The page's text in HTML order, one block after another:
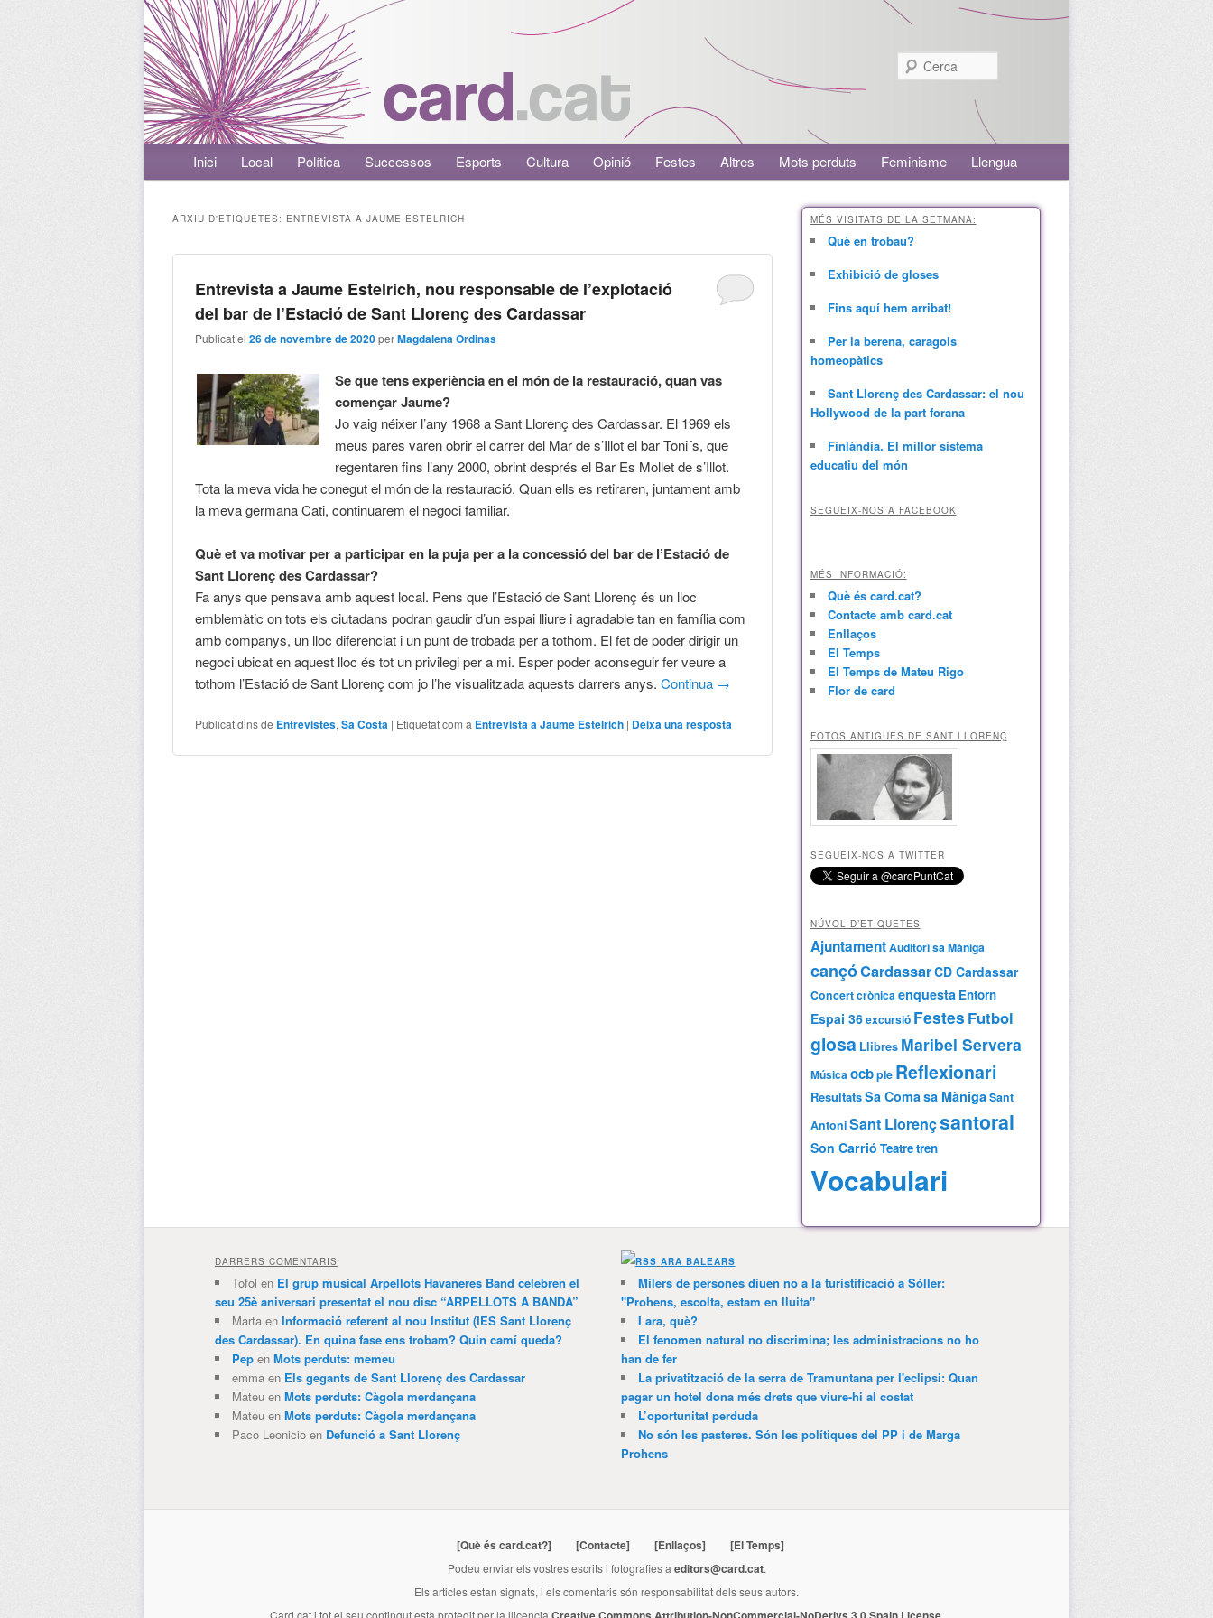
Menú principalAneu al contingut principal
Aneu al contingut secundari
Inici Local Política Successos Esports Cultura Opinió Festes Altres Mots perduts Feminisme Llengua
ARXIU D'ETIQUETES: ENTREVISTA A JAUME ESTELRICH
Entrevista a Jaume Estelrich, nou responsable de l’explotació
del bar de l’Estació de Sant Llorenç des Cardassar
Publicat el26 de novembre de 2020perMagdalena Ordinas
Se que tens experiència en el món de la restauració, quan vas
començar Jaume?
Jo vaig néixer l’any 1968 a Sant Llorenç des Cardassar. El 1969 els
meus pares varen obrir el carrer del Mar de s’Illot el bar Toni´s, que
regentaren fins l’any 2000, obrint després el Bar Es Mollet de s’Illot.
Tota la meva vida he conegut el món de la restauració. Quan ells es retiraren, juntament amb
la meva germana Cati, continuarem el negoci familiar.
Què et va motivar per a participar en la puja per a la concessió del bar de l’Estació de
Sant Llorenç des Cardassar?
Fa anys que pensava amb aquest local. Pens que l’Estació de Sant Llorenç és un lloc
emblemàtic on tots els ciutadans podran gaudir d’un espai lliure i agradable tan en família com
amb companys, un lloc diferenciat i un punt de trobada per a tothom. El fet de poder dirigir un
negoci ubicat en aquest lloc és tot un privilegi per a mi. Esper poder aconseguir fer veure a
tothom l’Estació de Sant Llorenç com jo l’he visualitzada aquests darrers anys.Continua →
Publicat dins de Entrevistes,Sa Costa | Etiquetat com a Entrevista a Jaume Estelrich | Deixa una resposta
MÉS VISITATS DE LA SETMANA:
Què en trobau?
Exhibició de gloses
Fins aquí hem arribat!
Per la berena, caragols
homeopàtics
Sant Llorenç des Cardassar: el nou
Hollywood de la part forana
Finlàndia. El millor sistema
educatiu del món
SEGUEIX-NOS A FACEBOOK
MÉS INFORMACIÓ:
Què és card.cat?
Contacte amb card.cat
Enllaços
El Temps
El Temps de Mateu Rigo
Flor de card
FOTOS ANTIGUES DE SANT LLORENÇ
SEGUEIX-NOS A TWITTER
NÚVOL D’ETIQUETES
AjuntamentAuditori sa Màniga
cançóCardassarCD Cardassar
Concertcrònicaenquesta Entorn
Espai 36excursió Festes Futbol
glosa Llibres Maribel Servera
Músicaocbple Reflexionari
ResultatsSa Comasa MànigaSant
AntoniSant Llorençsantoral
Son Carrió Teatretren
Vocabulari
DARRERS COMENTARIS
Tofol en El grup musical Arpellots Havaneres Band celebren el
seu 25è aniversari presentat el nou disc “ARPELLOTS A BANDA”
Martaen Informació referent al nou Institut (IES Sant Llorenç
des Cardassar). En quina fase ens trobam? Quin camí queda?
Pepen Mots perduts: memeu
emmaen Els gegants de Sant Llorenç des Cardassar
Mateuen Mots perduts: Càgola merdançana
Mateuen Mots perduts: Càgola merdançana
Paco Leonicioen Defunció a Sant Llorenç
ARA BALEARS
Milers de persones diuen no a la turistificació a Sóller:
"Prohens, escolta, estam en lluita"
I ara, què?
El fenomen natural no discrimina; les administracions no ho
han de fer
La privatització de la serra de Tramuntana per l'eclipsi: Quan
pagar un hotel dona més drets que viure-hi al costat
L’oportunitat perduda
No són les pasteres. Són les polítiques del PP i de Marga
Prohens
[Què és card.cat?] [Contacte] [Enllaços] [El Temps]
Podeu enviar els vostres escrits i fotografies a editors@card.cat.
Els articles estan signats, i els comentaris són responsabilitat dels seus autors.